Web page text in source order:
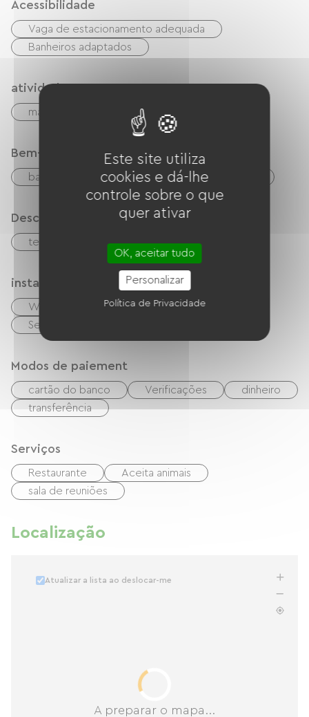
Acessibilidade
Vaga de estacionamento adequada
Banheiros adaptados
atividades
mar Caminhada
Bem-estar
balneoterapia Massagens / Modelagens
Descrição
terraço
instalações
Wi-Fi grátis TV
TNT
Secador de cabelo
Modos de paiement
cartão do banco Verificações
dinheiro
transferência
Serviços
Restaurante
Aceita animais
sala de reuniões
Localização
A preparar o mapa...
Atualizar a lista ao deslocar-me
Este site utiliza
cookies e dá-lhe
controle sobre o que
quer ativar
OK, aceitar tudo
Personalizar
Política de Privacidade